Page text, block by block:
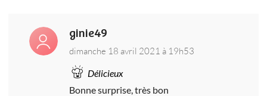
ginie49
dimanche 18 avril 2021 à 19h53
Délicieux
Bonne surprise, très bon